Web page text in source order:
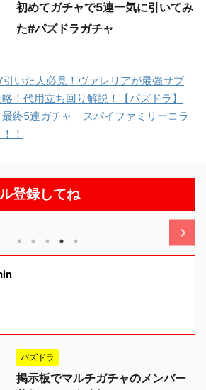
初めてガチャで5連一気に引いてみ
た#パズドラガチャ
引いた人必見！ヴァレリアが最強サブ
！代用立ち回り解説！【パズドラ】
最終5連ガチャ スパイファミリーコラ
！
登録してね
パズドラ
掲示板でマルチガチャのメンバー